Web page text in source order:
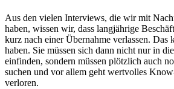
Aus den vielen Interviews, die wir mit
haben, wissen wir, dass langjährige
kurz nach einer Übernahme verlassen. Das
haben. Sie müssen sich dann nicht nur in
einfinden, sondern müssen plötzlich auch
suchen und vor allem geht wertvolles
verloren.